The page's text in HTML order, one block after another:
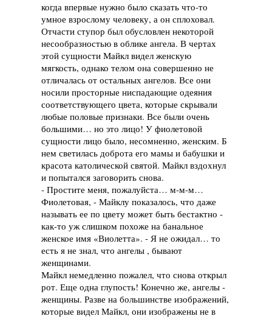
когда впервые нужно было сказать что-то
умное взрослому человеку, а он сплоховал.
Отчасти ступор был обусловлен некоторой
несообразностью в облике ангела. В чертах
этой сущности Майкл видел женскую
мягкость, однако телом она совершенно не
отличалась от остальных ангелов. Все они
носили просторные ниспадающие одеяния
соответствующего цвета, которые скрывали
любые половые признаки. Все были очень
большими… но это лицо! У фиолетовой
сущности лицо было, несомненно, женским. Б
нем светилась доброта его мамы и бабушки и
красота католической святой. Майкл вздохнул
и попытался заговорить снова.
- Простите меня, пожалуйста… м-м-м…
Фиолетовая, - Майклу показалось, что даже
называть ее по цвету может быть бестактно -
как-то уж слишком похоже на банальное
женское имя «Виолетта». - Я не ожидал… то
есть я не знал, что ангелы , бывают
женщинами.
Майкл немедленно пожалел, что снова открыл
рот. Еще одна глупость! Конечно же, ангелы -
женщины. Разве на большинстве изображений,
которые видел Майкл, они изображены не в